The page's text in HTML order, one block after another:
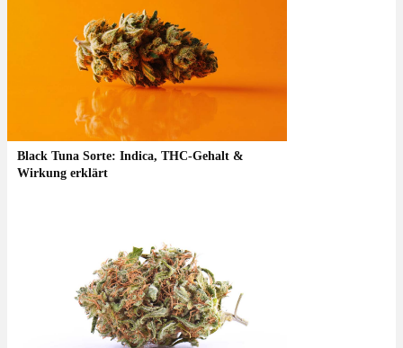
Black Tuna Sorte: Indica, THC-Gehalt &
Wirkung erklärt